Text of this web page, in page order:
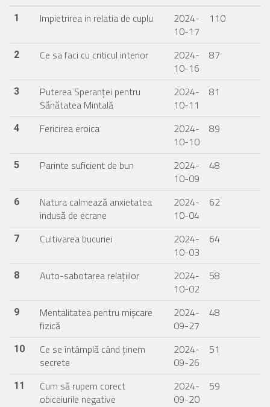
1 Impietrirea in relatia de cuplu
2024-
10-17
110
2 Ce sa faci cu criticul interior
2024-
10-16
87
3
Puterea Speranței pentru
Sănătatea Mintală
2024-
10-11
81
4 Fericirea eroica
2024-
10-10
89
5 Parinte suficient de bun
2024-
10-09
48
6
Natura calmează anxietatea
indusă de ecrane
2024-
10-04
62
7 Cultivarea bucuriei
2024-
10-03
64
8 Auto-sabotarea relațiilor
2024-
10-02
58
9
Mentalitatea pentru mișcare
fizică
2024-
09-27
48
10
Ce se întâmplă când ținem
secrete
2024-
09-26
51
11
Cum să rupem corect
obiceiurile negative
2024-
09-20
59